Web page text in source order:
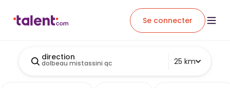
Se connecter
direction
dolbeau mistassini qc 25 km